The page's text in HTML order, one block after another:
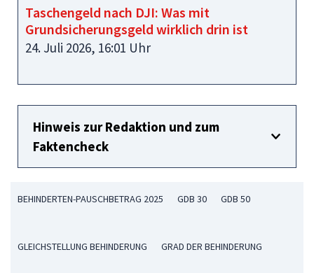
Taschengeld nach DJI: Was mit
Grundsicherungsgeld wirklich drin ist
24. Juli 2026, 16:01 Uhr
Hinweis zur Redaktion und zum
Faktencheck
BEHINDERTEN-PAUSCHBETRAG 2025 GDB 30 GDB 50
GLEICHSTELLUNG BEHINDERUNG GRAD DER BEHINDERUNG